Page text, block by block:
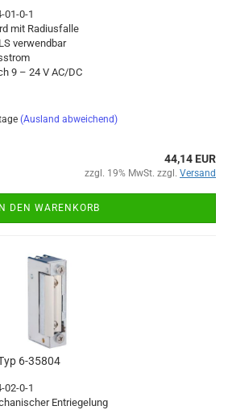
01-0-1
mit Ra­di­us­fal­le
ver­wend­bar
9 – 24 V AC/DC
(Ausland abweichend)
44,14 EUR
zzgl. 19% MwSt. zzgl. Versand
IN DEN WARENKORB
6-​35804
02-0-1
Ent­rie­ge­lung